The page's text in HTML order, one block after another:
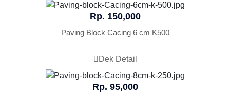
Rp. 150,000
Paving Block Cacing 6 cm K500
Dek Detail
Rp. 95,000